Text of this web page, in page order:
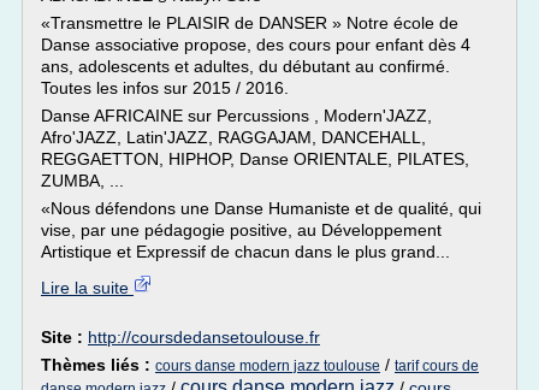
«Transmettre le PLAISIR de DANSER » Notre école de
Danse associative propose, des cours pour enfant dès 4
ans, adolescents et adultes, du débutant au confirmé.
Toutes les infos sur 2015 / 2016.
Danse AFRICAINE sur Percussions , Modern'JAZZ,
Afro'JAZZ, Latin'JAZZ, RAGGAJAM, DANCEHALL,
REGGAETTON, HIPHOP, Danse ORIENTALE, PILATES,
ZUMBA, ...
«Nous défendons une Danse Humaniste et de qualité, qui
vise, par une pédagogie positive, au Développement
Artistique et Expressif de chacun dans le plus grand...
Lire la suite
Site : http://coursdedansetoulouse.fr
Thèmes liés : cours danse modern jazz toulouse / tarif cours de